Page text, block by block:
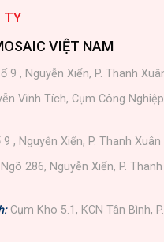
TY
VIỆT NAM
9 , Nguyễn Xiển, P. Thanh
Vĩnh Tích, Cụm Công
9 , Nguyễn Xiển, P. Thanh
Ngõ 286, Nguyễn Xiển, P.
Cụm Kho 5.1, KCN Tân Bình,